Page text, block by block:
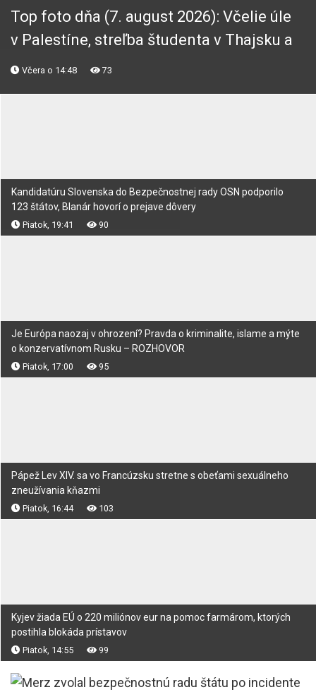
Top foto dňa (7. august 2026): Včelie úle
v Palestíne, streľba študenta v Thajsku a
Lovestream festival
Včera o 14:48 73
Kandidatúru Slovenska do Bezpečnostnej rady OSN podporilo
123 štátov, Blanár hovorí o prejave dôvery
Piatok, 19:41 90
Je Európa naozaj v ohrození? Pravda o kriminalite, islame a mýte
o konzervatívnom Rusku – ROZHOVOR
Piatok, 17:00 95
Pápež Lev XIV. sa vo Francúzsku stretne s obeťami sexuálneho
zneužívania kňazmi
Piatok, 16:44 103
Kyjev žiada EÚ o 220 miliónov eur na pomoc farmárom, ktorých
postihla blokáda prístavov
Piatok, 14:55 99